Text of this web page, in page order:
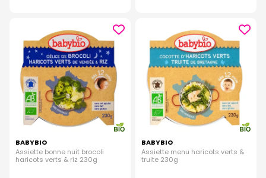
BABYBIO
Assiette bonne nuit brocoli
haricots verts & riz 230g
BABYBIO
Assiette menu haricots verts &
truite 230g